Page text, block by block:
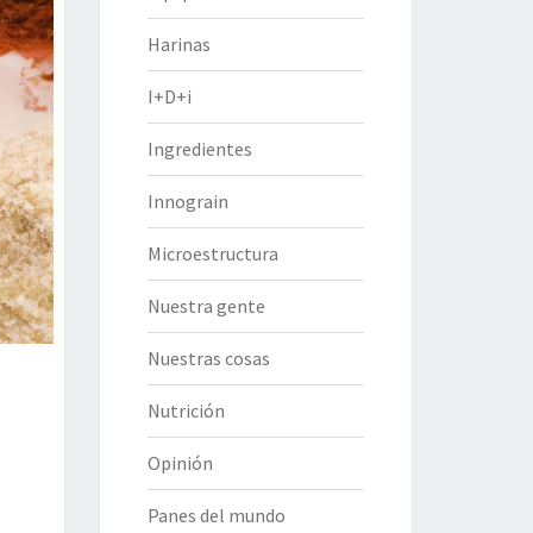
Harinas
I+D+i
Ingredientes
Innograin
Microestructura
Nuestra gente
Nuestras cosas
Nutrición
Opinión
Panes del mundo